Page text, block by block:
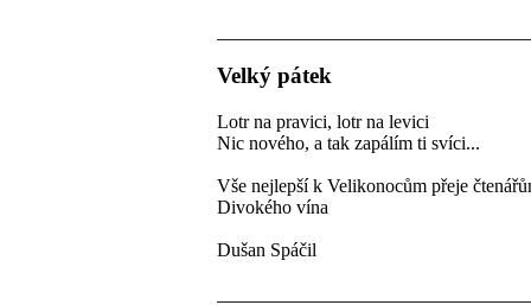
Velký pátek
Lotr na pravici, lotr na levici
Nic nového, a tak zapálím ti svíci...
Vše nejlepší k Velikonocům přeje
Divokého vína
Dušan Spáčil